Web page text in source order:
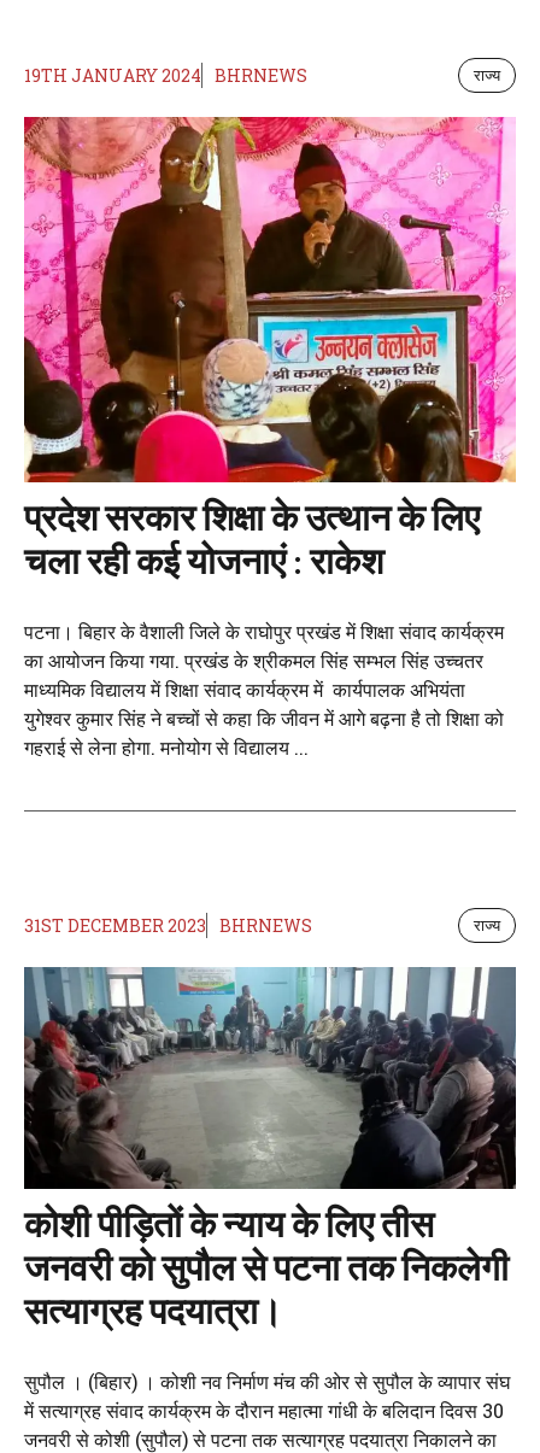
19TH JANUARY 2024 BHRNEWS राज्य
प्रदेश सरकार शिक्षा के उत्थान के लिए
चला रही कई योजनाएं : राकेश
पटना। बिहार के वैशाली जिले के राघोपुर प्रखंड में शिक्षा संवाद कार्यक्रम
का आयोजन किया गया. प्रखंड के श्रीकमल सिंह सम्भल सिंह उच्चतर
माध्यमिक विद्यालय में शिक्षा संवाद कार्यक्रम में कार्यपालक अभियंता
युगेश्वर कुमार सिंह ने बच्चों से कहा कि जीवन में आगे बढ़ना है तो शिक्षा को
गहराई से लेना होगा. मनोयोग से विद्यालय ...
31ST DECEMBER 2023 BHRNEWS राज्य
कोशी पीड़ितों के न्याय के लिए तीस
जनवरी को सुपौल से पटना तक निकलेगी
सत्याग्रह पदयात्रा।
सुपौल । (बिहार) । कोशी नव निर्माण मंच की ओर से सुपौल के व्यापार संघ
में सत्याग्रह संवाद कार्यक्रम के दौरान महात्मा गांधी के बलिदान दिवस 30
जनवरी से कोशी (सुपौल) से पटना तक सत्याग्रह पदयात्रा निकालने का